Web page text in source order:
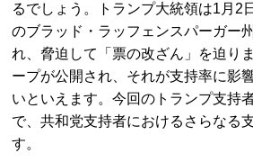
るでしょう。トランプ大統領は1月2
のブラッド・ラッフェンスパーガー
れ、脅迫して「票の改ざん」を迫り
ープが公開され、それが支持率に影
いといえます。今回のトランプ支持
で、共和党支持者におけるさらなる
す。